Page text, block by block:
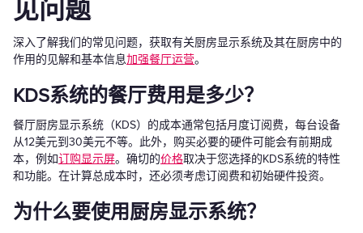
见问题
深入了解我们的常见问题，获取有关厨房显示系统及其在厨房中的
作用的见解和基本信息加强餐厅运营。
KDS系统的餐厅费用是多少？
餐厅厨房显示系统（KDS）的成本通常包括月度订阅费，每台设备
从12美元到30美元不等。此外，购买必要的硬件可能会有前期成
本，例如订购显示屏。确切的价格取决于您选择的KDS系统的特性
和功能。在计算总成本时，还必须考虑订阅费和初始硬件投资。
为什么要使用厨房显示系统？